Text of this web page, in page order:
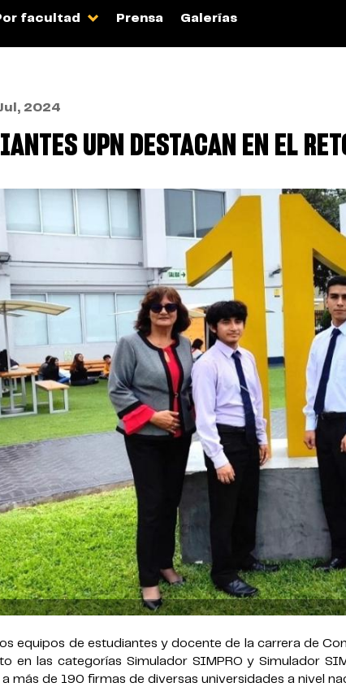
facultad Prensa Galerías
2024
UPN DESTACAN EN EL
equipos de estudiantes y docente de la carrera de
en las categorías Simulador SIMPRO y Simulador
más de 190 firmas de diversas universidades a nivel